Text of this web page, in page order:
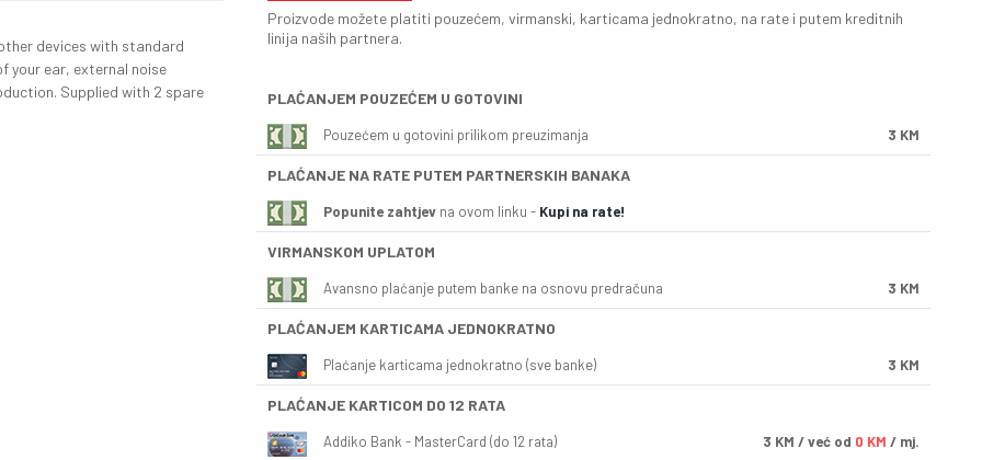
devices with standard
your ear, external noise
Supplied with 2 spare
Proizvode možete platiti pouzećem, virmanski, karticama jednokratno, na rate i putem kreditnih
linija naših partnera.
PLAĆANJEM POUZEĆEM U GOTOVINI
Pouzećem u gotovini prilikom preuzimanja 3 KM
PLAĆANJE NA RATE PUTEM PARTNERSKIH BANAKA
Popunite zahtjev na ovom linku - Kupi na rate!
VIRMANSKOM UPLATOM
Avansno plaćanje putem banke na osnovu predračuna 3 KM
PLAĆANJEM KARTICAMA JEDNOKRATNO
Plaćanje karticama jednokratno (sve banke) 3 KM
PLAĆANJE KARTICOM DO 12 RATA
Addiko Bank - MasterCard (do 12 rata) 3 KM / već od 0 KM / mj.